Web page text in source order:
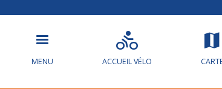
MENU ACCUEIL VÉLO